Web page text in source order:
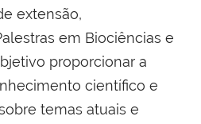
extensão,
em Biociências e
proporcionar a
científico e
temas atuais e